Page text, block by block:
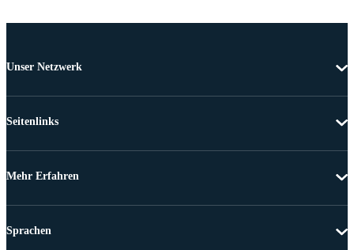
Unser Netzwerk
Seitenlinks
Mehr Erfahren
Sprachen